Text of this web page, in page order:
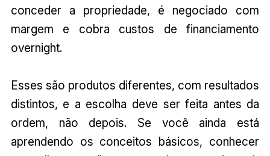
conceder a propriedade, é negociado com
margem e cobra custos de financiamento
overnight.
Esses são produtos diferentes, com resultados
distintos, e a escolha deve ser feita antes da
ordem, não depois. Se você ainda está
aprendendo os conceitos básicos, conhecer